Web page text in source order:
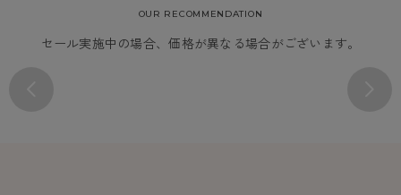
OUR RECOMMENDATION
セール実施中の場合、価格が異なる場合がございます。